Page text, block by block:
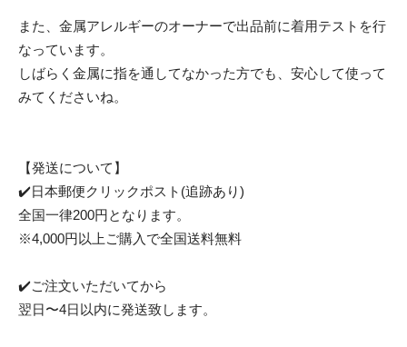
また、金属アレルギーのオーナーで出品前に着用テストを行
なっています。
しばらく金属に指を通してなかった方でも、安心して使って
みてくださいね。
【発送について】
✔️日本郵便クリックポスト(追跡あり)
全国一律200円となります。
※4,000円以上ご購入で全国送料無料
✔️ご注文いただいてから
翌日〜4日以内に発送致します。